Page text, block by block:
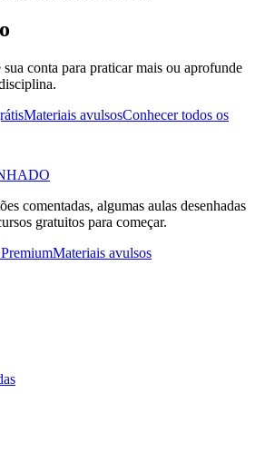
conta para praticar mais ou aprofunde
Materiais avulsosConhecer todos os
comentadas, algumas aulas desenhadas
gratuitos para começar.
Materiais avulsos